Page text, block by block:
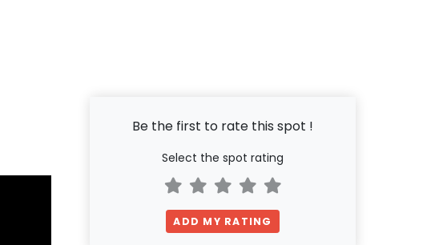
Be the first to rate this spot !
Select the spot rating
ADD MY RATING